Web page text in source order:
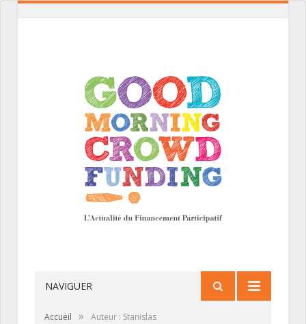
NAVIGUER
Accueil » Auteur : Stanislas